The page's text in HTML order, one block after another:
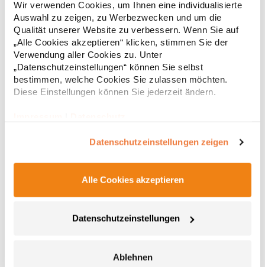
Wir verwenden Cookies, um Ihnen eine individualisierte
Auswahl zu zeigen, zu Werbezwecken und um die
Qualität unserer Website zu verbessern. Wenn Sie auf
„Alle Cookies akzeptieren“ klicken, stimmen Sie der
Verwendung aller Cookies zu. Unter
„Datenschutzeinstellungen“ können Sie selbst
bestimmen, welche Cookies Sie zulassen möchten.
Diese Einstellungen können Sie jederzeit ändern.
Datenschutzeinstellungen zeigen
Alle Cookies akzeptieren
Datenschutzeinstellungen
Ablehnen
Knopfleiste mit zwei Knöpfen Verstärkte Nahtabdeckung am
Kragen Seitenschlitze am Saum Herausreißbares
LabelPfegehinweis: 40 °C waschbarBügeln erlaubtGrammatur:
210 g/m²Materialzusammensetzung: 100% Baumwolle (Heather
Grey: 85% Baumwolle / 15% Viskose)Angaben zur
Produktsicherheit: Herst.-Nr.: PO6618Hersteller: GORFACTORY
S.A Ctra. Santomera / Abanilla Km 8.8 30620 Fortuna (Murcia)
Spanien E-Mail: info@gorfactory.es
ab 12,55 € *
* Preise inkl. gesetzlicher Mwst. + Versandkosten *
AQ020 Asquith & Fox Damen klassisches Polo
längerem Saum hinten und seitlichen SchlitzenPfegehinweis: 30